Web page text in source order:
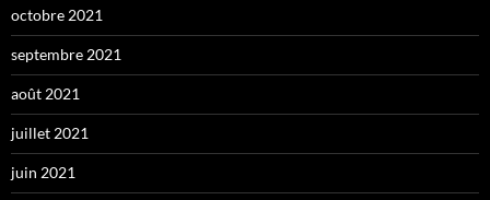
octobre 2021
septembre 2021
août 2021
juillet 2021
juin 2021